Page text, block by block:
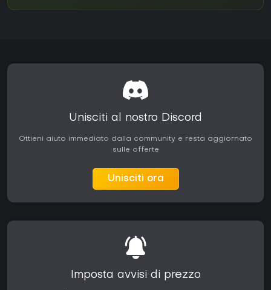
Unisciti al nostro Discord
Ottieni aiuto immediato dalla community e resta aggiornato
sulle offerte
Unisciti ora
Imposta avvisi di prezzo